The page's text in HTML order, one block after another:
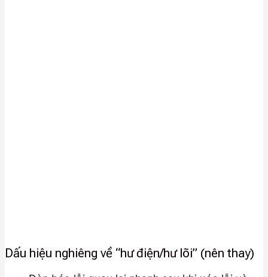
Dấu hiệu nghiêng về “hư điện/hư lõi” (nên thay)